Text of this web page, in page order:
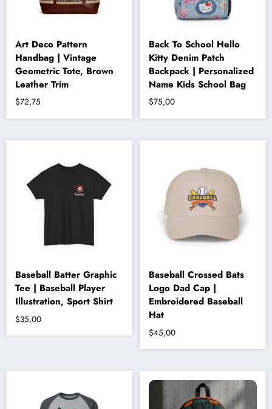
Art Deco Pattern
Handbag | Vintage
Geometric Tote, Brown
Leather Trim
$72,75
Bu
birden
Seçenekler
sayfasından
Back To School Hello
Kitty Denim Patch
Backpack | Personalized
Name Kids School Bag
$75,00
Baseball Batter Graphic
Tee | Baseball Player
Illustration, Sport Shirt
$35,00
Baseball Crossed Bats
Logo Dad Cap |
Embroidered Baseball
Hat
$45,00